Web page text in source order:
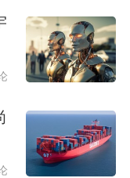
能源管理，
色底色。